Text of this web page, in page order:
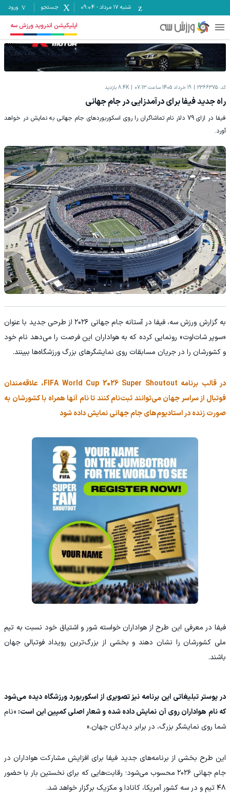
شنبه ۱۷ مرداد -
09:04 جستجو ورود
اپلیکیشن اندروید ورزش سه
کد: 2366375 19 خرداد 1405 ساعت 07:13 8.4K بازدید
راه جدید فیفا برای درآمدزایی در جام جهانی
فیفا در ازای 79 دلار نام تماشاگران را روی اسکوربوردهای جام جهانی به نمایش در خواهد
آورد.
به گزارش ورزش سه، فیفا در آستانه جام جهانی ۲۰۲۶ از طرحی جدید با عنوان
«سوپر شات‌اوت» رونمایی کرده که به هواداران این فرصت را می‌دهد نام خود
و کشورشان را در جریان مسابقات روی نمایشگرهای بزرگ ورزشگاه‌ها ببینند.
در قالب برنامه FIFA World Cup 2026 Super Shoutout، علاقه‌مندان
فوتبال از سراسر جهان می‌توانند ثبت‌نام کنند تا نام آنها همراه با کشورشان به
صورت زنده در استادیوم‌های جام جهانی نمایش داده شود
فیفا در معرفی این طرح از هواداران خواسته شور و اشتیاق خود نسبت به تیم
ملی کشورشان را نشان دهند و بخشی از بزرگ‌ترین رویداد فوتبالی جهان
باشند.
در پوستر تبلیغاتی این برنامه نیز تصویری از اسکوربورد ورزشگاه دیده می‌شود
که نام هواداران روی آن نمایش داده شده و شعار اصلی کمپین این است: «نام
شما روی نمایشگر بزرگ، در برابر دیدگان جهان.»
این طرح بخشی از برنامه‌های جدید فیفا برای افزایش مشارکت هواداران در
جام جهانی ۲۰۲۶ محسوب می‌شود؛ رقابت‌هایی که برای نخستین بار با حضور
۴۸ تیم و در سه کشور آمریکا، کانادا و مکزیک برگزار خواهد شد.